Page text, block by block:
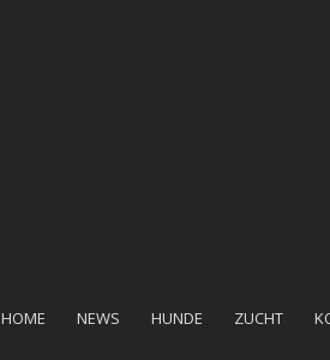
HOME NEWS HUNDE ZUCHT